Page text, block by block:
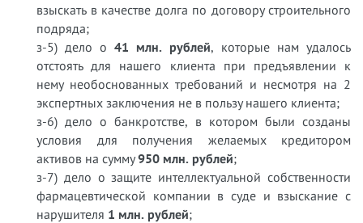
взыскать в качестве долга по договору строительного
подряда;
з-5) дело о 41 млн. рублей, которые нам удалось
отстоять для нашего клиента при предъявлении к
нему необоснованных требований и несмотря на 2
экспертных заключения не в пользу нашего клиента;
з-6) дело о банкротстве, в котором были созданы
условия для получения желаемых кредитором
активов на сумму950 млн. рублей;
з-7) дело о защите интеллектуальной собственности
фармацевтической компании в суде и взыскание с
нарушителя 1 млн. рублей;